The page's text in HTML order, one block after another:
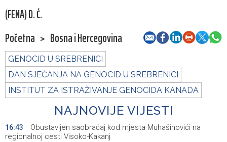
(FENA) D. Ć.
Početna > Bosna i Hercegovina
GENOCID U SREBRENICI
DAN SJEĆANJA NA GENOCID U SREBRENICI
INSTITUT ZA ISTRAŽIVANJE GENOCIDA KANADA
NAJNOVIJE VIJESTI
16:43
Obustavljen saobraćaj kod mjesta Muhašinovići na
regionalnoj cesti Visoko-Kakanj